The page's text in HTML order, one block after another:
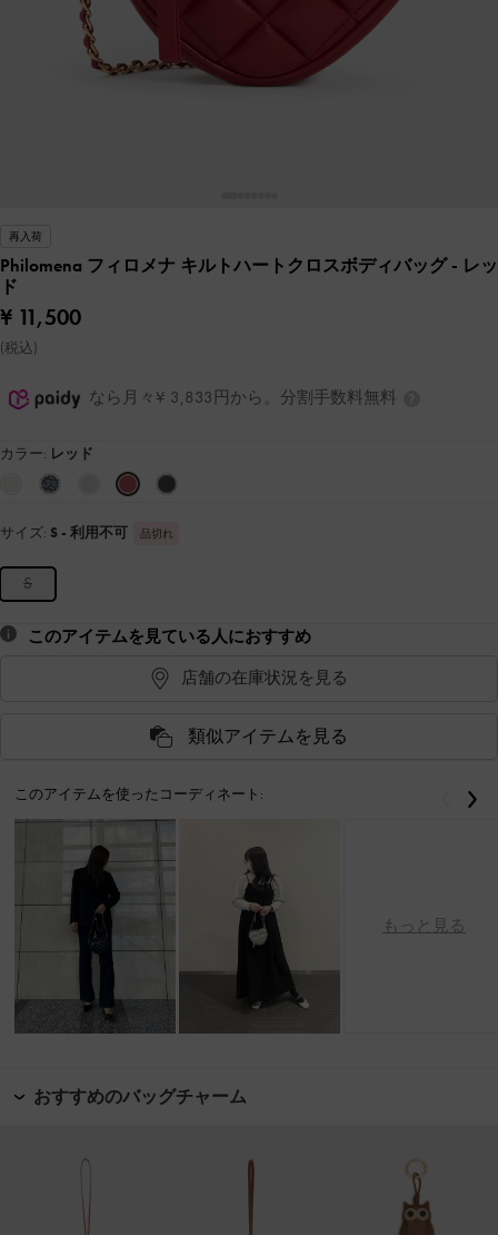
再入荷
Philomena フィロメナ キルトハートクロスボディバッグ- レッ
ド
¥ 11,500
(税込)
なら月々¥ 3,833円から。分割手数料無料
カラー: レッド
サイズ: S - 利用不可 品切れ
S
このアイテムを見ている人におすすめ
店舗の在庫状況を見る
類似アイテムを見る
このアイテムを使ったコーディネート:
もっと見る
戻る
おすすめのバッグチャーム